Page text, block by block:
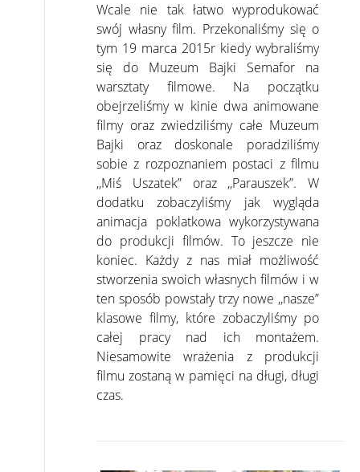
Wcale nie tak łatwo wyprodukować
swój własny film. Przekonaliśmy się o
tym 19 marca 2015r kiedy wybraliśmy
się do Muzeum Bajki Semafor na
warsztaty filmowe. Na początku
obejrzeliśmy w kinie dwa animowane
filmy oraz zwiedziliśmy całe Muzeum
Bajki oraz doskonale poradziliśmy
sobie z rozpoznaniem postaci z filmu
,,Miś Uszatek” oraz ,,Parauszek”. W
dodatku zobaczyliśmy jak wygląda
animacja poklatkowa wykorzystywana
do produkcji filmów. To jeszcze nie
koniec. Każdy z nas miał możliwość
stworzenia swoich własnych filmów i w
ten sposób powstały trzy nowe ,,nasze”
klasowe filmy, które zobaczyliśmy po
całej pracy nad ich montażem.
Niesamowite wrażenia z produkcji
filmu zostaną w pamięci na długi, długi
czas.